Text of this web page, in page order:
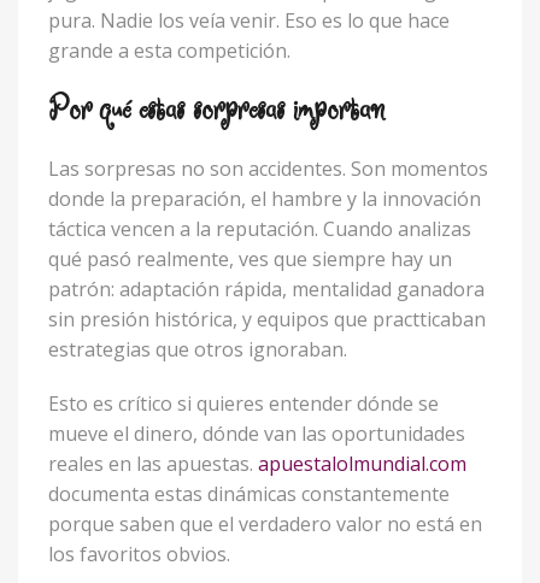
pura. Nadie los veía venir. Eso es lo que hace
grande a esta competición.
Por qué estas sorpresas importan
Las sorpresas no son accidentes. Son momentos
donde la preparación, el hambre y la innovación
táctica vencen a la reputación. Cuando analizas
qué pasó realmente, ves que siempre hay un
patrón: adaptación rápida, mentalidad ganadora
sin presión histórica, y equipos que practticaban
estrategias que otros ignoraban.
Esto es crítico si quieres entender dónde se
mueve el dinero, dónde van las oportunidades
reales en las apuestas. apuestalolmundial.com
documenta estas dinámicas constantemente
porque saben que el verdadero valor no está en
los favoritos obvios.